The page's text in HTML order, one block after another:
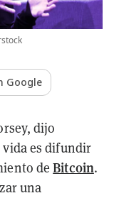
Google
dijo
vida es difundir
deBitcoin.
una